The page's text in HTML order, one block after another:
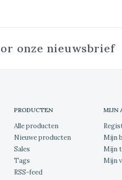
onze nieuwsbrief
PRODUCTEN
Alle producten
Nieuwe producten
Sales
Tags
RSS-feed
MIJN
Mijn
Mijn
Mijn